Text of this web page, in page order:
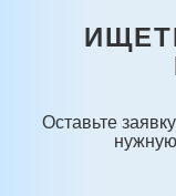
Оставьте